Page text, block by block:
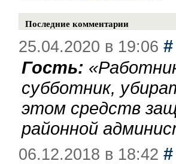
Последние комментарии
25.04.2020 в 19:06 #
Гость: «
субботник,
этом средств
районной
06.12.2018 в 18:42 #